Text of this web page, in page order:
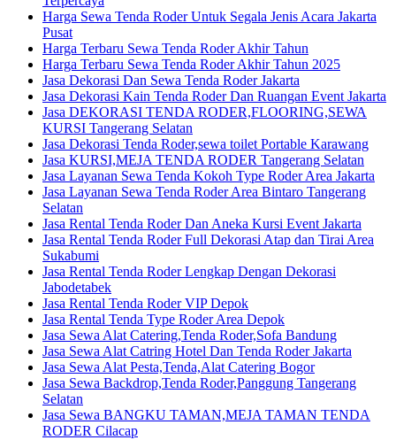
Harga Sewa Tenda Roder Untuk Segala Jenis Acara Jakarta
Pusat
Harga Terbaru Sewa Tenda Roder Akhir Tahun
Harga Terbaru Sewa Tenda Roder Akhir Tahun 2025
Jasa Dekorasi Dan Sewa Tenda Roder Jakarta
Jasa Dekorasi Kain Tenda Roder Dan Ruangan Event Jakarta
Jasa DEKORASI TENDA RODER,FLOORING,SEWA
KURSI Tangerang Selatan
Jasa Dekorasi Tenda Roder,sewa toilet Portable Karawang
Jasa KURSI,MEJA TENDA RODER Tangerang Selatan
Jasa Layanan Sewa Tenda Kokoh Type Roder Area Jakarta
Jasa Layanan Sewa Tenda Roder Area Bintaro Tangerang
Selatan
Jasa Rental Tenda Roder Dan Aneka Kursi Event Jakarta
Jasa Rental Tenda Roder Full Dekorasi Atap dan Tirai Area
Sukabumi
Jasa Rental Tenda Roder Lengkap Dengan Dekorasi
Jabodetabek
Jasa Rental Tenda Roder VIP Depok
Jasa Rental Tenda Type Roder Area Depok
Jasa Sewa Alat Catering,Tenda Roder,Sofa Bandung
Jasa Sewa Alat Catring Hotel Dan Tenda Roder Jakarta
Jasa Sewa Alat Pesta,Tenda,Alat Catering Bogor
Jasa Sewa Backdrop,Tenda Roder,Panggung Tangerang
Selatan
Jasa Sewa BANGKU TAMAN,MEJA TAMAN TENDA
RODER Cilacap